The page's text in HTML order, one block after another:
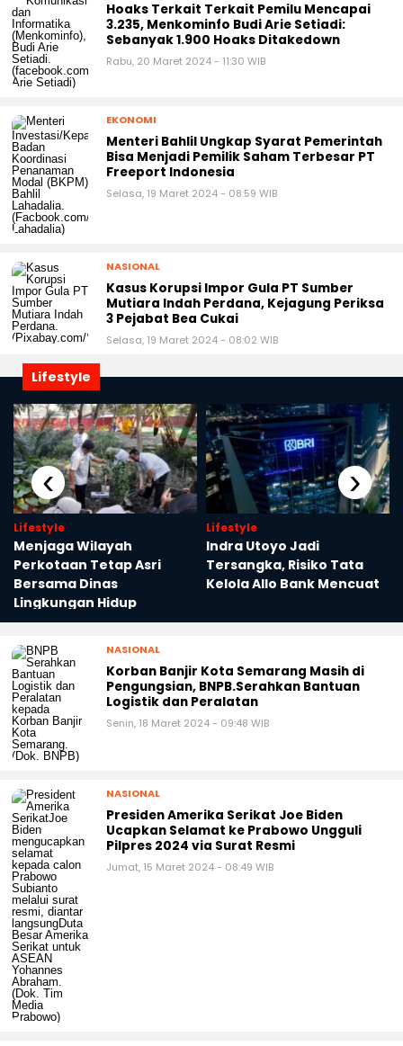
Hoaks Terkait Terkait Pemilu Mencapai
3.235, Menkominfo Budi Arie Setiadi:
Sebanyak 1.900 Hoaks Ditakedown
Rabu, 20 Maret 2024 - 11:30 WIB
EKONOMI
Menteri Bahlil Ungkap Syarat Pemerintah
Bisa Menjadi Pemilik Saham Terbesar PT
Freeport Indonesia
Selasa, 19 Maret 2024 - 08:59 WIB
NASIONAL
Kasus Korupsi Impor Gula PT Sumber
Mutiara Indah Perdana, Kejagung Periksa
3 Pejabat Bea Cukai
Selasa, 19 Maret 2024 - 08:02 WIB
Lifestyle
Lifestyle
Menjaga Wilayah
Perkotaan Tetap Asri
Bersama Dinas
Lingkungan Hidup
Lifestyle
Indra Utoyo Jadi
Tersangka, Risiko Tata
Kelola Allo Bank Mencuat
‹ ›
NASIONAL
Korban Banjir Kota Semarang Masih di
Pengungsian, BNPB.Serahkan Bantuan
Logistik dan Peralatan
Senin, 18 Maret 2024 - 09:48 WIB
NASIONAL
Presiden Amerika Serikat Joe Biden
Ucapkan Selamat ke Prabowo Ungguli
Pilpres 2024 via Surat Resmi
Jumat, 15 Maret 2024 - 08:49 WIB